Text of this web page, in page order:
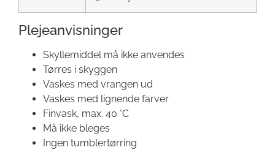
Plejeanvisninger
Skyllemiddel må ikke anvendes
Tørres i skyggen
Vaskes med vrangen ud
Vaskes med lignende farver
Finvask, max. 40 °C
Må ikke bleges
Ingen tumblertørring